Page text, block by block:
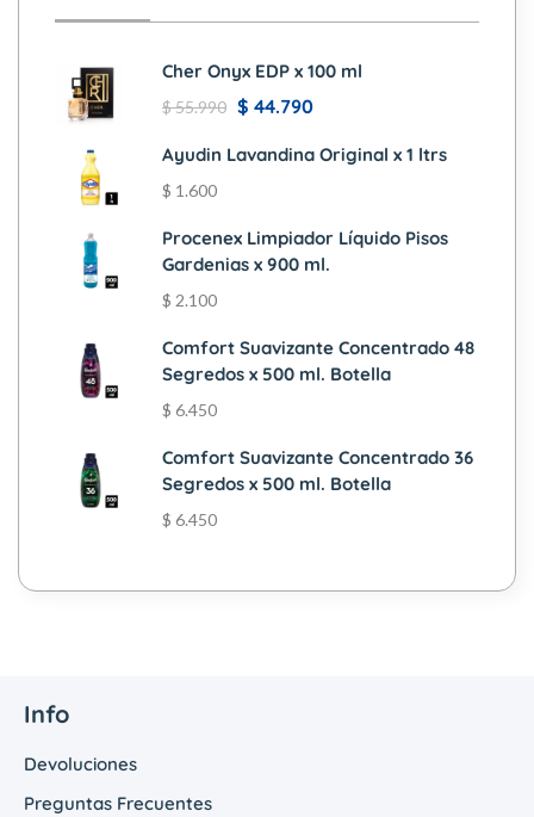
Cher Onyx EDP x 100 ml
$55.990 $ 44.790
Ayudin Lavandina Original x 1 ltrs
$ 1.600
Procenex Limpiador Líquido Pisos
Gardenias x 900 ml.
$ 2.100
Comfort Suavizante Concentrado 48
Segredos x 500 ml. Botella
$ 6.450
Comfort Suavizante Concentrado 36
Segredos x 500 ml. Botella
$ 6.450
Info
Devoluciones
Preguntas Frecuentes